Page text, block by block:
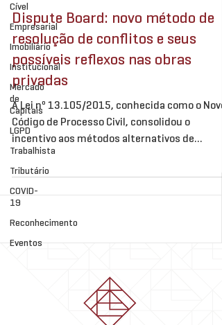
Cível
Empresarial
Imobiliário
Institucional
Mercado
de
Capitais
LGPD
Trabalhista
Tributário
COVID-
19
Reconhecimento
Eventos
Dispute Board: novo método de
resolução de conflitos e seus
possíveis reflexos nas obras
privadas
A Lei nº 13.105/2015, conhecida como o Novo
Código de Processo Civil, consolidou o
incentivo aos métodos alternativos de
resolução de...